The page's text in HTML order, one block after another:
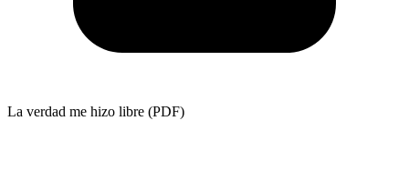
La verdad me hizo libre (PDF)